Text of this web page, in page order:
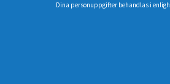
Dina personuppgifter behandlas i